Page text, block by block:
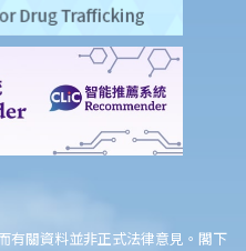
他應付款項之利息條款是可執行
Ltd)
「住宅」或「非住宅」用途，以
上任何責任？假若租客在物業內
問題？
有關資料並非正式法律意見。閣下